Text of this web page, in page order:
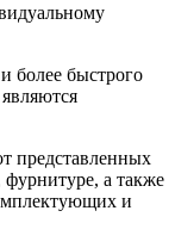
более быстрого
представленных
фурнитуре, а также
и